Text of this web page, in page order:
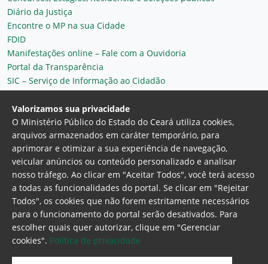
Diário da Justiça
Encontre o MP na sua Cidade
FDID
Manifestações online – Fale com a Ouvidoria
Portal da Transparência
SIC – Serviço de Informação ao Cidadão
Plantão MP do Ceará
Secretaria Geral
Ministério Público do Estado do Ceará
Procuradoria Geral de Justiça Av. Gen. Afonso
Albuquerque Lima, 130 - Cambeba - CEP:
60.822-325 - Fortaleza, Ceará. Brasil
Valorizamos sua privacidade
O Ministério Público do Estado do Ceará utiliza cookies,
arquivos armazenados em caráter temporário, para
aprimorar e otimizar a sua experiência de navegação,
veicular anúncios ou conteúdo personalizado e analisar
nosso tráfego. Ao clicar em "Aceitar Todos", você terá acesso
a todas as funcionalidades do portal. Se clicar em "Rejeitar
Todos", os cookies que não forem estritamente necessários
para o funcionamento do portal serão desativados. Para
escolher quais quer autorizar, clique em "Gerenciar
cookies". Politica de privacidade